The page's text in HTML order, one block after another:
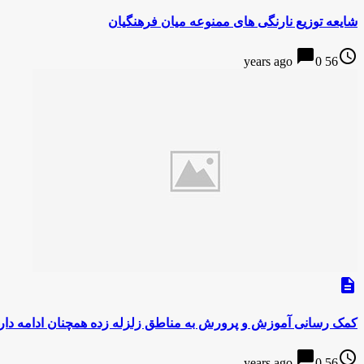
شایعه توزیع نارنگی های ممنوعه میان فرهنگیان
access_time
56 years ago
chat_bubble0
description
کمک رسانی آموزش و پرورش به مناطق زلزله زده همچنان ادامه
access_time
chat_bubble